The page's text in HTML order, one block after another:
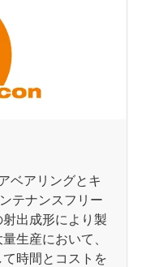
ベアリングとキ
テナンスフリー
出成形により製
生産において、
時間とコストを